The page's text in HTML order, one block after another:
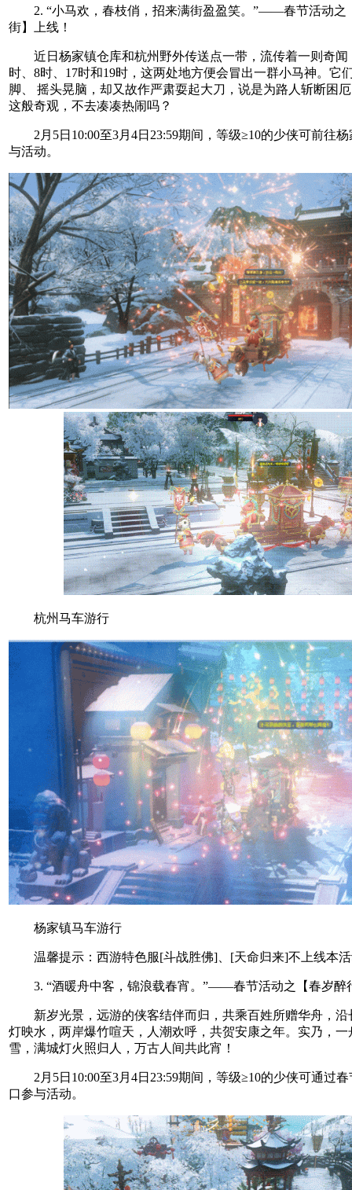
2. “小马欢，春枝俏，招来满街盈盈笑。”——春节活动之
街】上线！
近日杨家镇仓库和杭州野外传送点一带，流传着一则奇闻
时、8时、17时和19时，这两处地方便会冒出一群小马神。它
脚、 摇头晃脑，却又故作严肃耍起大刀，说是为路人斩断困
这般奇观，不去凑凑热闹吗？
2月5日10:00至3月4日23:59期间，等级≥10的少侠可前往杨
与活动。
杭州马车游行
杨家镇马车游行
温馨提示：西游特色服[斗战胜佛]、[天命归来]不上线本活
3. “酒暖舟中客，锦浪载春宵。”——春节活动之【春岁醉
新岁光景，远游的侠客结伴而归，共乘百姓所赠华舟，沿
灯映水，两岸爆竹喧天，人潮欢呼，共贺安康之年。实乃，一
雪，满城灯火照归人，万古人间共此宵！
2月5日10:00至3月4日23:59期间，等级≥10的少侠可通过春
口参与活动。